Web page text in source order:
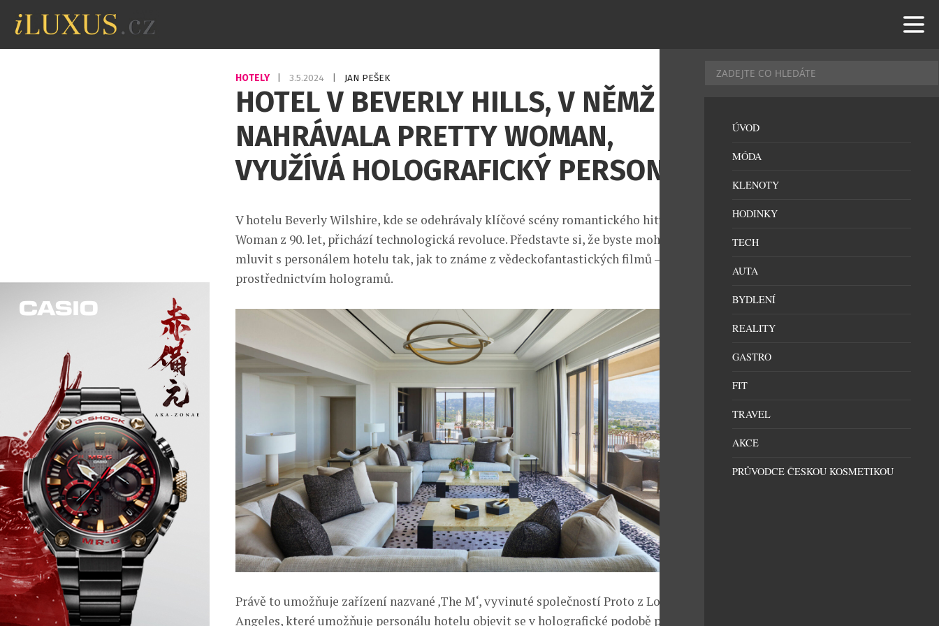
HOTELY 3.5.2024 JAN PEŠEK
HOTEL V BEVERLY HILLS, V NĚMŽ SE
NAHRÁVALA PRETTY WOMAN,
VYUŽÍVÁ HOLOGRAFICKÝ PERSONÁL
V hotelu Beverly Wilshire, kde se odehrávaly klíčové scény romantického hitu Pretty
Woman z 90. let, přichází technologická revoluce. Představte si, že byste mohli
mluvit s personálem hotelu tak, jak to známe z vědeckofantastických filmů –
prostřednictvím hologramů.
Právě to umožňuje zařízení nazvané ‚The M‘, vyvinuté společností Proto z Los
Angeles, které umožňuje personálu hotelu objevit se v holografické podobě přímo ve
ÚVOD
MÓDA
KLENOTY
HODINKY
TECH
AUTA
BYDLENÍ
REALITY
GASTRO
FIT
TRAVEL
AKCE
PRŮVODCE ČESKOU KOSMETIKOU